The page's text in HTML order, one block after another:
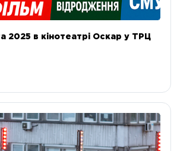
2025 в кінотеатрі Оскар у ТРЦ